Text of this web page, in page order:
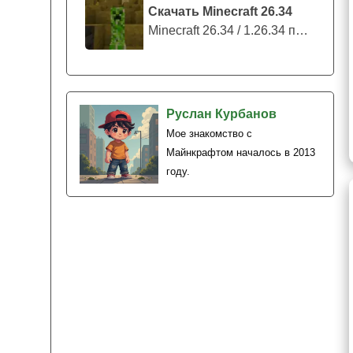
Скачать Minecraft 26.34
Minecraft 26.34 / 1.26.34 представляе...
Руслан Курбанов
Мое знакомство с
Майнкрафтом началось в 2013
году.